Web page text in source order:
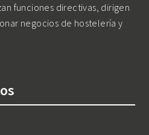
funciones directivas, dirigen
negocios de hostelería y